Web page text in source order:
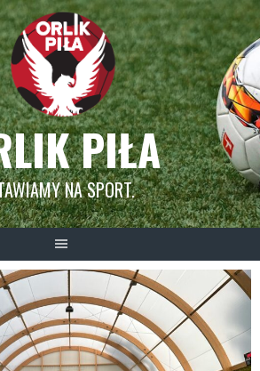
PIŁA
NA SPORT.